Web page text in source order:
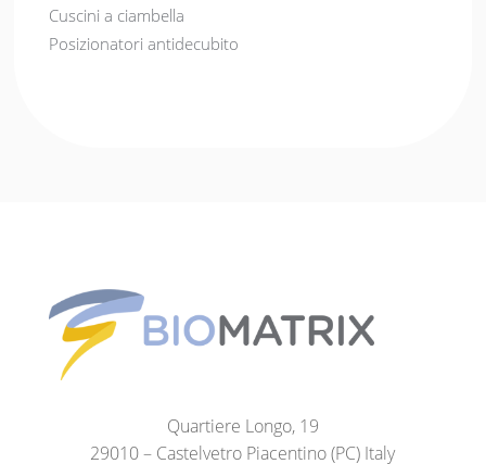
Cuscini a ciambella
Posizionatori antidecubito
Quartiere Longo, 19
29010 – Castelvetro Piacentino (PC) Italy